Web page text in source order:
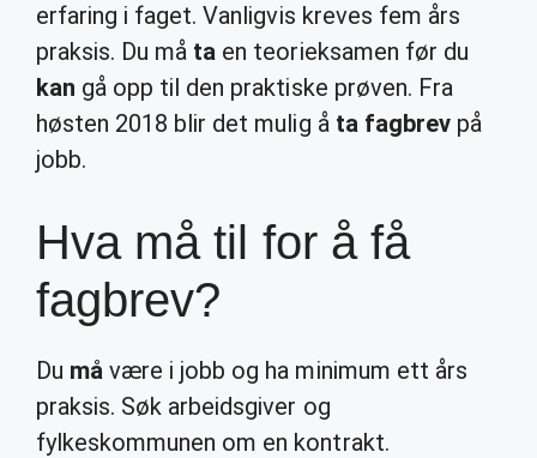
erfaring i faget. Vanligvis kreves fem års
praksis. Du må ta en teorieksamen før du
kan gå opp til den praktiske prøven. Fra
høsten 2018 blir det mulig å ta fagbrevpå
jobb.
Hva må til for å få
fagbrev?
Du må være i jobb og ha minimum ett års
praksis. Søk arbeidsgiver og
fylkeskommunen om en kontrakt.